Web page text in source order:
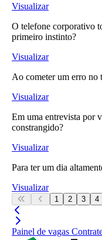
Visualizar
O telefone corporativo
primeiro instinto?
Visualizar
Ao cometer um erro no
Visualizar
Em uma entrevista por
constrangido?
Visualizar
Para ter um dia
Visualizar
1 2 3 4
Painel de vagas